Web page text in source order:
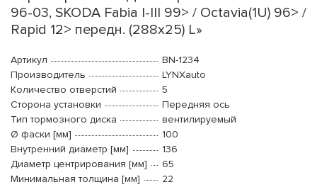
96-03, SKODA Fabia I-III 99> / Octavia(1U) 96> /
Rapid 12> передн. (288x25) L»
Артикул
BN-1234
Производитель
LYNXauto
Количество отверстий
5
Сторона установки
Передняя ось
Тип тормозного диска
вентилируемый
Ø фаски [мм]
100
Внутренний диаметр [мм]
136
Диаметр центрирования [мм]
65
Минимальная толщина [мм]
22